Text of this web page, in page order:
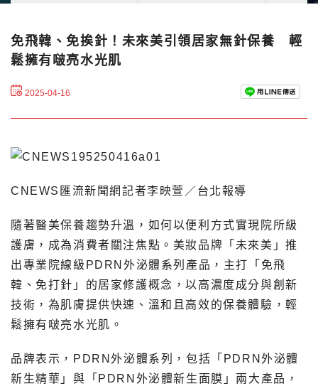
免飛韓、免挨針！未來美引領居家無針保養 輕
鬆擁有啵亮水光肌
2025-04-16
CNEWS匯流新聞網記者李映萱／台北報導
隨著醫美保養趨勢升溫，如何以便利方式實現院所級
護膚，成為消費者關注焦點。美妝品牌「未來美」推
出專業院線級PDRN外泌體系列產品，主打「免飛
韓、免打針」的居家修護概念，以高濃度成分與創新
技術，為肌膚提供快速、溫和且高效的保養體驗，輕
鬆擁有啵亮水光肌。
品牌表示，PDRN外泌體系列，包括「PDRN外泌體
新生精華」與「PDRN外泌體新生面膜」兩大產品，